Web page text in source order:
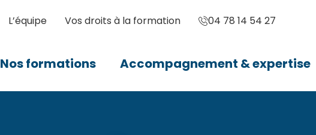
L’équipe Vos droits à la formation 04 78 14 54 27
Nos formations Accompagnement & expertise